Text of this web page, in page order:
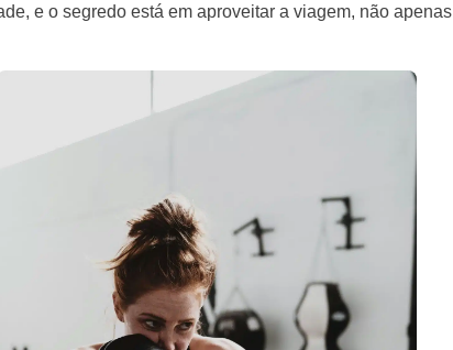
e o segredo está em aproveitar a viagem, não apenas